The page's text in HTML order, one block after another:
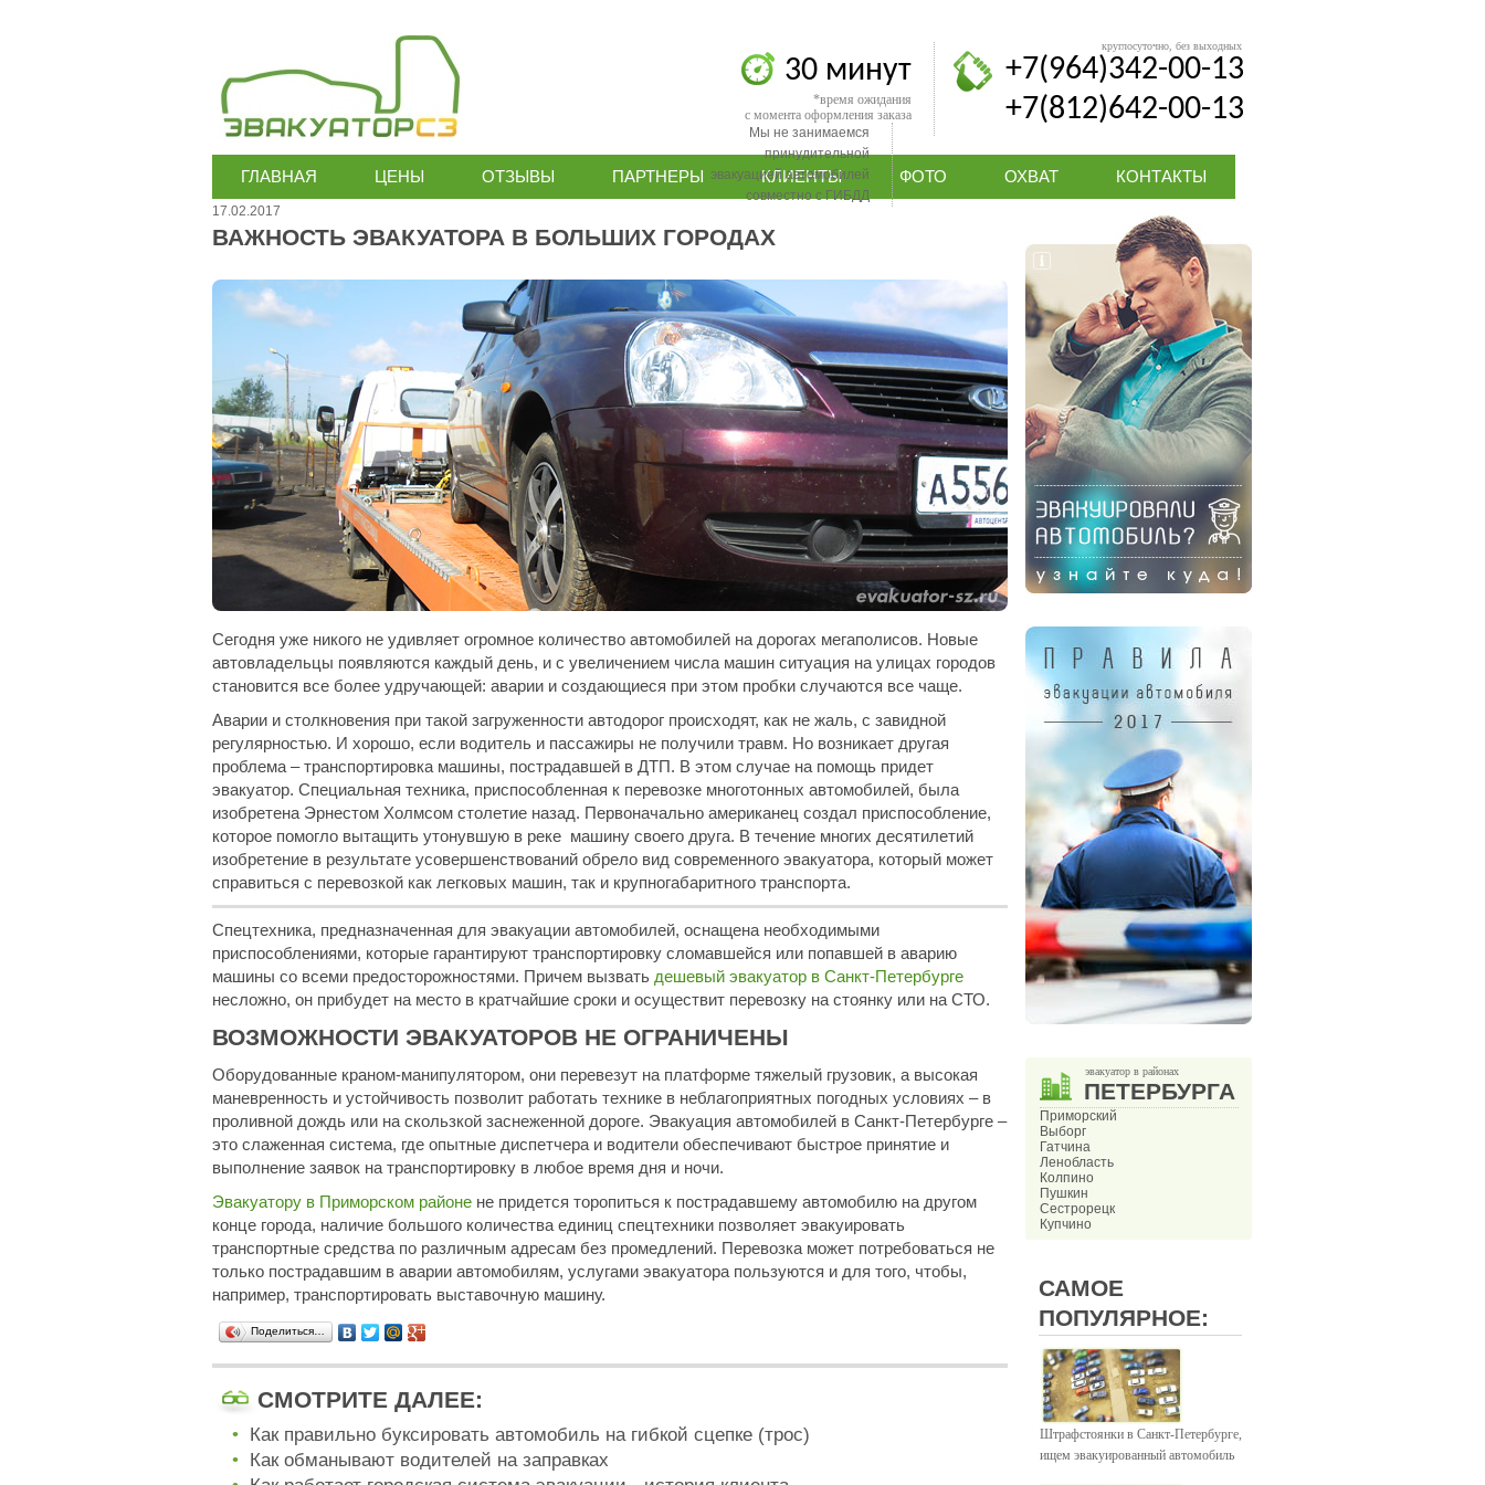
круглосуточно, без выходных
+7(964)342-00-13
+7(812)642-00-13
30 минут
*время ожидания
с момента оформления заказа
Мы не занимаемся
принудительной
эвакуацией автомобилей
совместно с ГИБДД
ГЛАВНАЯ ЦЕНЫ ОТЗЫВЫ ПАРТНЕРЫ КЛИЕНТЫ ФОТО ОХВАТ КОНТАКТЫ
17.02.2017
ВАЖНОСТЬ ЭВАКУАТОРА В БОЛЬШИХ ГОРОДАХ
Сегодня уже никого не удивляет огромное количество автомобилей на дорогах мегаполисов. Новые
автовладельцы появляются каждый день, и с увеличением числа машин ситуация на улицах городов
становится все более удручающей: аварии и создающиеся при этом пробки случаются все чаще.
Аварии и столкновения при такой загруженности автодорог происходят, как не жаль, с завидной
регулярностью. И хорошо, если водитель и пассажиры не получили травм. Но возникает другая
проблема – транспортировка машины, пострадавшей в ДТП. В этом случае на помощь придет
эвакуатор. Специальная техника, приспособленная к перевозке многотонных автомобилей, была
изобретена Эрнестом Холмсом столетие назад. Первоначально американец создал приспособление,
которое помогло вытащить утонувшую в реке машину своего друга. В течение многих десятилетий
изобретение в результате усовершенствований обрело вид современного эвакуатора, который может
справиться с перевозкой как легковых машин, так и крупногабаритного транспорта.
Спецтехника, предназначенная для эвакуации автомобилей, оснащена необходимыми
приспособлениями, которые гарантируют транспортировку сломавшейся или попавшей в аварию
машины со всеми предосторожностями. Причем вызвать дешевый эвакуатор в Санкт-Петербурге
несложно, он прибудет на место в кратчайшие сроки и осуществит перевозку на стоянку или на СТО.
ВОЗМОЖНОСТИ ЭВАКУАТОРОВ НЕ ОГРАНИЧЕНЫ
Оборудованные краном-манипулятором, они перевезут на платформе тяжелый грузовик, а высокая
маневренность и устойчивость позволит работать технике в неблагоприятных погодных условиях – в
проливной дождь или на скользкой заснеженной дороге. Эвакуация автомобилей в Санкт-Петербурге –
это слаженная система, где опытные диспетчера и водители обеспечивают быстрое принятие и
выполнение заявок на транспортировку в любое время дня и ночи.
Эвакуатору в Приморском районе не придется торопиться к пострадавшему автомобилю на другом
конце города, наличие большого количества единиц спецтехники позволяет эвакуировать
транспортные средства по различным адресам без промедлений. Перевозка может потребоваться не
только пострадавшим в аварии автомобилям, услугами эвакуатора пользуются и для того, чтобы,
например, транспортировать выставочную машину.
Поделиться…
СМОТРИТЕ ДАЛЕЕ:
Как правильно буксировать автомобиль на гибкой сцепке (трос)
Как обманывают водителей на заправках
эвакуатор в районах
ПЕТЕРБУРГА
Приморский
Выборг
Гатчина
Ленобласть
Колпино
Пушкин
Сестрорецк
Купчино
САМОЕ
ПОПУЛЯРНОЕ:
Штрафстоянки в Санкт-Петербурге,
ищем эвакуированный автомобиль